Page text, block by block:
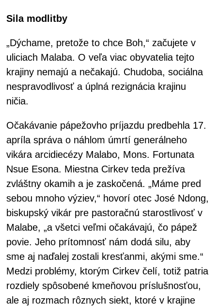
Sila modlitby
„Dýchame, pretože to chce Boh,“ začujete v
uliciach Malaba. O veľa viac obyvatelia tejto
krajiny nemajú a nečakajú. Chudoba, sociálna
nespravodlivosť a úplná rezignácia krajinu
ničia.
Očakávanie pápežovho príjazdu predbehla 17.
apríla správa o náhlom úmrtí generálneho
vikára arcidiecézy Malabo, Mons. Fortunata
Nsue Esona. Miestna Cirkev teda prežíva
zvláštny okamih a je zaskočená. „Máme pred
sebou mnoho výziev,“ hovorí otec José Ndong,
biskupský vikár pre pastoračnú starostlivosť v
Malabe, „a všetci veľmi očakávajú, čo pápež
povie. Jeho prítomnosť nám dodá silu, aby
sme aj naďalej zostali kresťanmi, akými sme.“
Medzi problémy, ktorým Cirkev čelí, totiž patria
rozdiely spôsobené kmeňovou príslušnosťou,
ale aj rozmach rôznych siekt, ktoré v krajine